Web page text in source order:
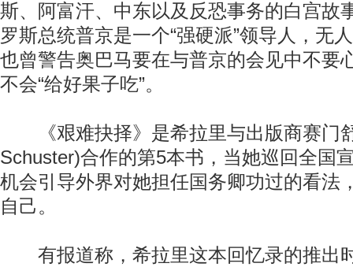
斯、阿富汗、中东以及反恐事务的白宫故
罗斯总统普京是一个“强硬派”领导人，无
也曾警告奥巴马要在与普京的会见中不要
不会“给好果子吃”。
《艰难抉择》是希拉里与出版商赛门
Schuster)合作的第5本书，当她巡回全国
机会引导外界对她担任国务卿功过的看法
自己。
有报道称，希拉里这本回忆录的推出